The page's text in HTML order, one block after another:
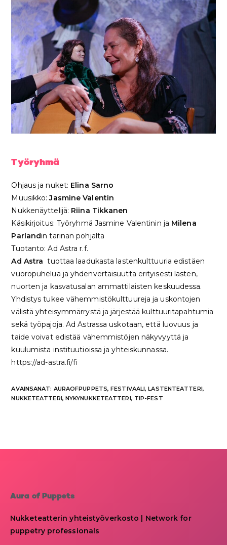
Työryhmä
Ohjaus ja nuket: Elina Sarno
Muusikko:Jasmine Valentin
Nukkenäyttelijä: Riina Tikkanen
Käsikirjoitus: Työryhmä Jasmine Valentinin ja Milena
Parlandin tarinan pohjalta
Tuotanto: Ad Astra r.f.
Ad Astra tuottaa laadukasta lastenkulttuuria edistäen
vuoropuhelua ja yhdenvertaisuutta erityisesti lasten,
nuorten ja kasvatusalan ammattilaisten keskuudessa.
Yhdistys tukee vähemmistökulttuureja ja uskontojen
välistä yhteisymmärrystä ja järjestää kulttuuritapahtumia
sekä työpajoja. Ad Astrassa uskotaan, että luovuus ja
taide voivat edistää vähemmistöjen näkyvyyttä ja
kuulumista instituutioissa ja yhteiskunnassa.
https://ad-astra.fi/fi
AVAINSANAT: AURAOFPUPPETS, FESTIVAALI, LASTENTEATTERI,
NUKKETEATTERI, NYKYNUKKETEATTERI, TIP-FEST
Aura of Puppets
Nukketeatterin yhteistyöverkosto | Network for
puppetry professionals